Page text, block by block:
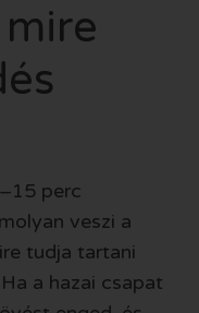
perc
veszi a
tudja tartani
a hazai csapat